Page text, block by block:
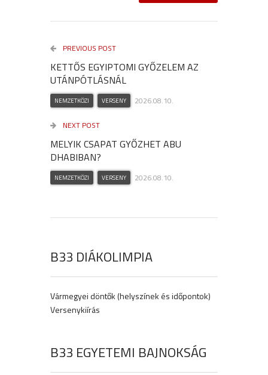
PREVIOUS POST
KETTŐS EGYIPTOMI GYŐZELEM AZ
UTÁNPÓTLÁSNÁL
NEMZETKÖZI VERSENY 2026.08.10.
NEXT POST
MELYIK CSAPAT GYŐZHET ABU
DHABIBAN?
NEMZETKÖZI VERSENY 2026.08.10.
B33 DIÁKOLIMPIA
Vármegyei döntők (helyszínek és időpontok)
Versenykiírás
B33 EGYETEMI BAJNOKSÁG